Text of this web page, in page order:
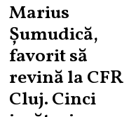
Marius
Șumudică,
favorit să
revină la CFR
Cluj. Cinci